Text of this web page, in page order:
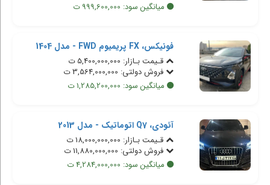
میانگین سود: 999,600,000 ت
فونیکس، FX پریمیوم FWD - مدل 1404
قـیمت بـازار: 5,400,000,000 ت
فروش دولتی: 3,564,000,000 ت
میانگین سود: 1,285,200,000 ت
آئودی، Q7 اتوماتیک - مدل 2013
قـیمت بـازار: 18,000,000,000 ت
فروش دولتی: 11,880,000,000 ت
میانگین سود: 4,284,000,000 ت